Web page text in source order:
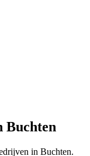
Buchten
in Buchten.